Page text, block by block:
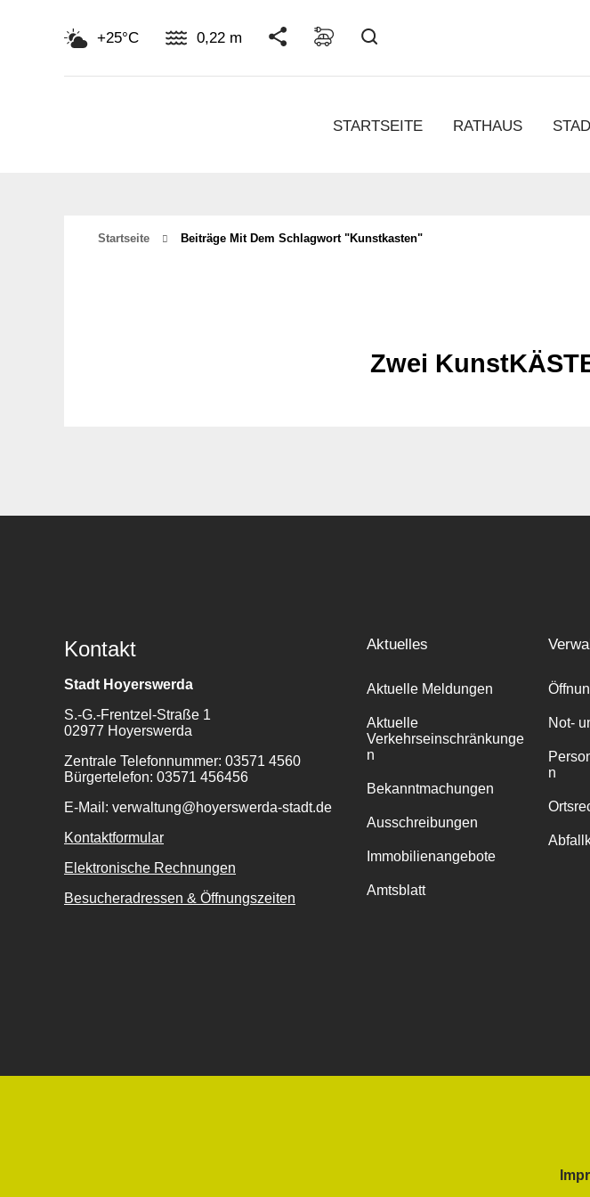
+25°C 0,22 m
STARTSEITE RATHAUS
Startseite Beiträge Mit Dem Schlagwort "kunstkasten"
Zwei
Kontakt
Stadt Hoyerswerda
S.-G.-Frentzel-Straße 1
02977 Hoyerswerda
Zentrale Telefonnummer: 03571 4560
Bürgertelefon: 03571 456456
E-Mail: verwaltung@hoyerswerda-stadt.de
Kontaktformular
Elektronische Rechnungen
Besucheradressen & Öffnungszeiten
Aktuelles
Aktuelle Meldungen
Aktuelle
Verkehrseinschränkunge
n
Bekanntmachungen
Ausschreibungen
Immobilienangebote
Amtsblatt
Not-
n